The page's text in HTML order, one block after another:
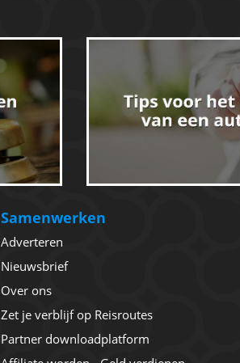
Samenwerken
Adverteren
Nieuwsbrief
Over ons
Zet je verblijf op Reisroutes
Partner downloadplatform